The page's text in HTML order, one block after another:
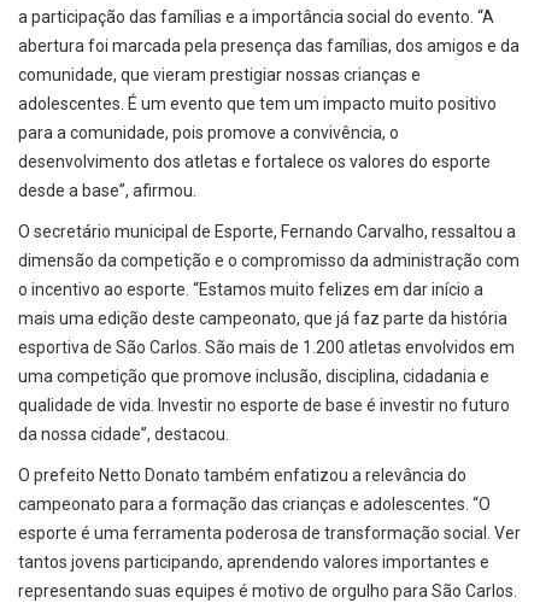
a participação das famílias e a importância social do evento. “A
abertura foi marcada pela presença das famílias, dos amigos e da
comunidade, que vieram prestigiar nossas crianças e
adolescentes. É um evento que tem um impacto muito positivo
para a comunidade, pois promove a convivência, o
desenvolvimento dos atletas e fortalece os valores do esporte
desde a base”, afirmou.
O secretário municipal de Esporte, Fernando Carvalho, ressaltou a
dimensão da competição e o compromisso da administração com
o incentivo ao esporte. “Estamos muito felizes em dar início a
mais uma edição deste campeonato, que já faz parte da história
esportiva de São Carlos. São mais de 1.200 atletas envolvidos em
uma competição que promove inclusão, disciplina, cidadania e
qualidade de vida. Investir no esporte de base é investir no futuro
da nossa cidade”, destacou.
O prefeito Netto Donato também enfatizou a relevância do
campeonato para a formação das crianças e adolescentes. “O
esporte é uma ferramenta poderosa de transformação social. Ver
tantos jovens participando, aprendendo valores importantes e
representando suas equipes é motivo de orgulho para São Carlos.